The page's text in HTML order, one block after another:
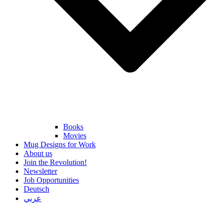
Books
Movies
Mug Designs for Work
About us
Join the Revolution!
Newsletter
Job Opportunities
Deutsch
عربي